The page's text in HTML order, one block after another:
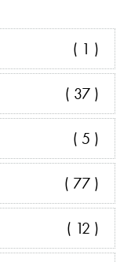
( 1 )
( 37 )
( 5 )
( 77 )
( 12 )